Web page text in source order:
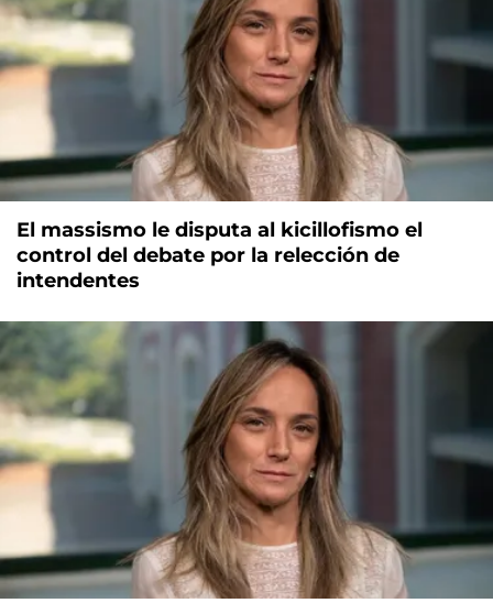
El massismo le disputa al kicillofismo el
control del debate por la relección de
intendentes